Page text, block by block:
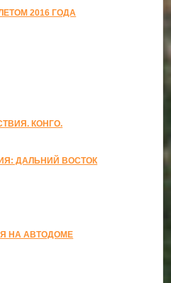
2016 ГОДА
КОНГО.
ДАЛЬНИЙ ВОСТОК
НА АВТОДОМЕ